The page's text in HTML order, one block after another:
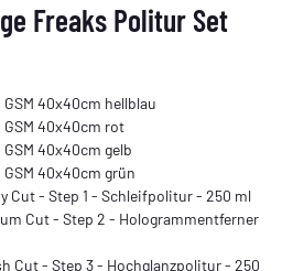
Freaks Politur Set
40x40cm hellblau
GSM 40x40cm rot
40x40cm gelb
40x40cm grün
Cut - Step 1 - Schleifpolitur - 250 ml
Cut - Step 2 - Hologrammentferner
Cut - Step 3 - Hochglanzpolitur - 250